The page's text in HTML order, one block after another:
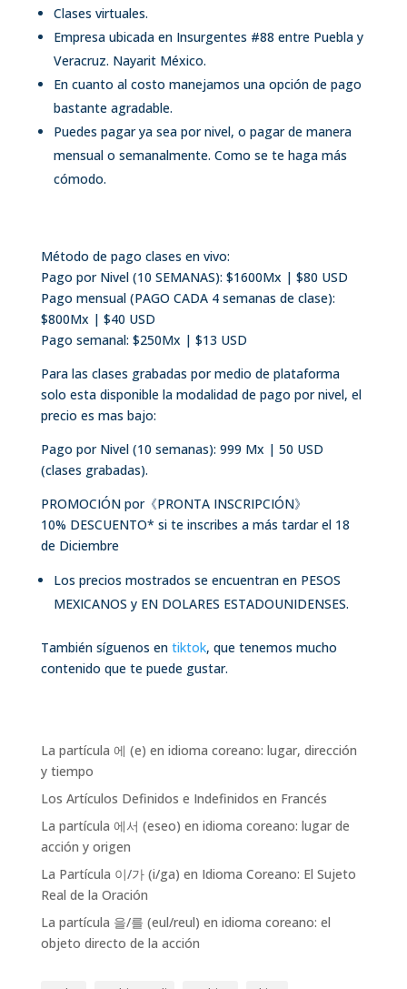
Clases virtuales.
Empresa ubicada en Insurgentes #88 entre Puebla y
Veracruz. Nayarit México.
En cuanto al costo manejamos una opción de pago
bastante agradable.
Puedes pagar ya sea por nivel, o pagar de manera
mensual o semanalmente. Como se te haga más
cómodo.
Método de pago clases en vivo:
Pago por Nivel (10 SEMANAS): $1600Mx | $80 USD
Pago mensual (PAGO CADA 4 semanas de clase):
$800Mx | $40 USD
Pago semanal: $250Mx | $13 USD
Para las clases grabadas por medio de plataforma
solo esta disponible la modalidad de pago por nivel, el
precio es mas bajo:
Pago por Nivel (10 semanas): 999 Mx | 50 USD
(clases grabadas).
PROMOCIÓN por《PRONTA INSCRIPCIÓN》
10% DESCUENTO* si te inscribes a más tardar el 18
de Diciembre
Los precios mostrados se encuentran en PESOS
MEXICANOS y EN DOLARES ESTADOUNIDENSES.
También síguenos en tiktok, que tenemos mucho
contenido que te puede gustar.
La partícula 에 (e) en idioma coreano: lugar, dirección
y tiempo
Los Artículos Definidos e Indefinidos en Francés
La partícula 에서 (eseo) en idioma coreano: lugar de
acción y origen
La Partícula 이/가 (i/ga) en Idioma Coreano: El Sujeto
Real de la Oración
La partícula 을/를 (eul/reul) en idioma coreano: el
objeto directo de la acción